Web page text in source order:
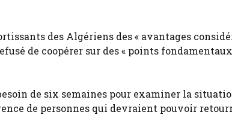
des Algériens des « avantages
de coopérer sur des « points
de six semaines pour examiner la
de personnes qui devraient pouvoir